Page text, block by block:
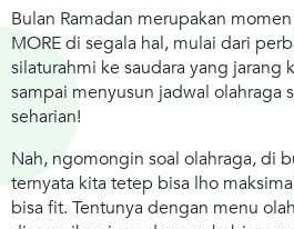
Bulan Ramadan merupakan
MORE di segala hal, mulai dari
silaturahmi ke saudara yang jarang
sampai menyusun jadwal olahraga
seharian!
Nah, ngomongin soal olahraga, di
ternyata kita tetep bisa lho
bisa fit. Tentunya dengan menu